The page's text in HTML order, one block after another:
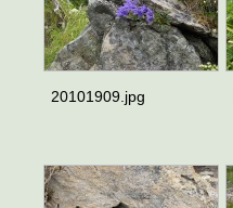
20101909.jpg